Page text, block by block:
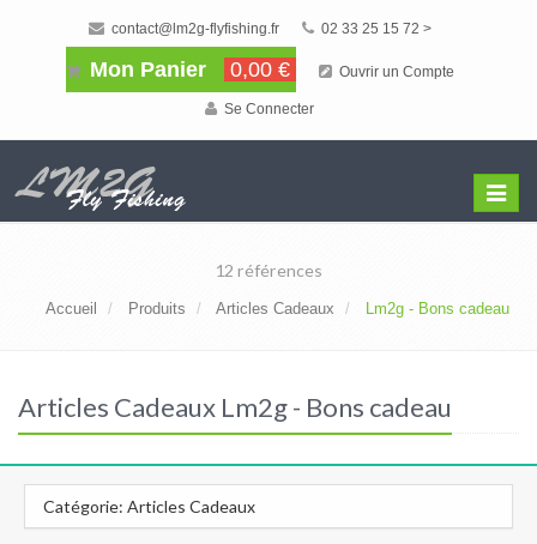
contact@lm2g-flyfishing.fr 02 33 25 15 72 >
Mon Panier 0,00 € Ouvrir un Compte
Se Connecter
Menu
12 références
Accueil Produits Articles Cadeaux Lm2g - Bons cadeau
Articles Cadeaux Lm2g - Bons cadeau
Catégorie: Articles Cadeaux